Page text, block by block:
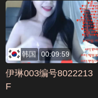
韩国 00:09:59
伊琳003编号8022213
F